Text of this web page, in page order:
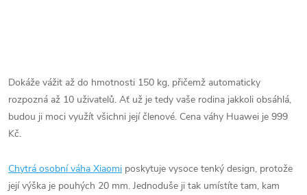
Dokáže vážit až do hmotnosti 150 kg, přičemž automaticky
rozpozná až 10 uživatelů. Ať už je tedy vaše rodina jakkoli obsáhlá,
budou ji moci využít všichni její členové. Cena váhy Huawei je 999
Kč.
Chytrá osobní váha Xiaomi poskytuje vysoce tenký design, protože
její výška je pouhých 20 mm. Jednoduše ji tak umístíte tam, kam